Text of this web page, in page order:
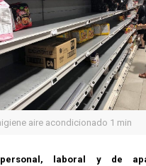
aire acondicionado 1 min
laboral y de